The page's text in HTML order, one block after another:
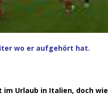
wo er aufgehört hat.
Urlaub in Italien, doch wie